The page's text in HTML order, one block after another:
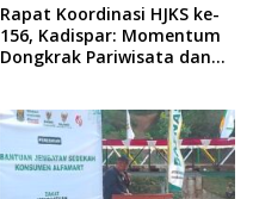
Rapat Koordinasi HJKS ke-
156, Kadispar: Momentum
Dongkrak Pariwisata dan